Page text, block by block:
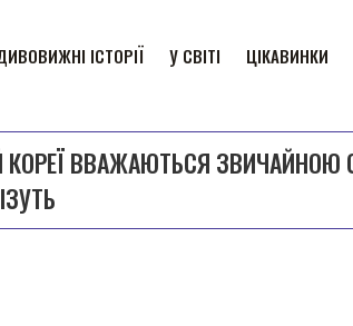
ІСТОРІЇ У СВІТІ ЦІКАВИНКИ
КОРЕЇ ВВАЖАЮТЬСЯ